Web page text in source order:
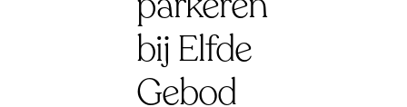
bij Elfde
Gebod